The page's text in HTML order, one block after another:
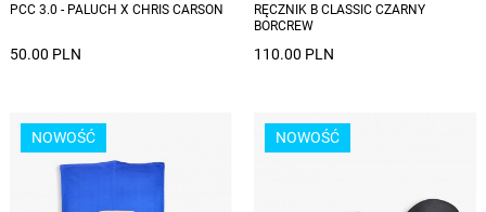
PCC 3.0 - PALUCH X CHRIS CARSON
50.00 PLN
RĘCZNIK B CLASSIC CZARNY
BORCREW
110.00 PLN
NOWOŚĆ NOWOŚĆ